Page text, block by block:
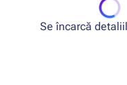
Se încarcă